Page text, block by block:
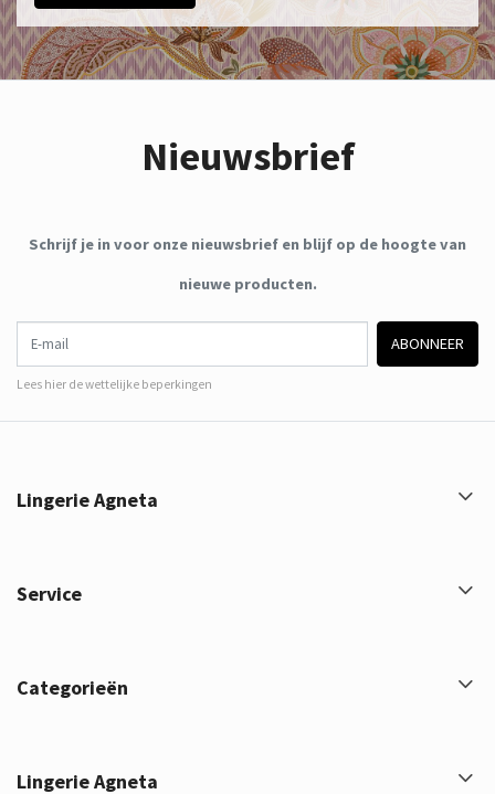
Nieuwsbrief
Schrijf je in voor onze nieuwsbrief en blijf op de hoogte van
nieuwe producten.
ABONNEER
Lees hier de wettelijke beperkingen
Lingerie Agneta
Service
Categorieën
Lingerie Agneta